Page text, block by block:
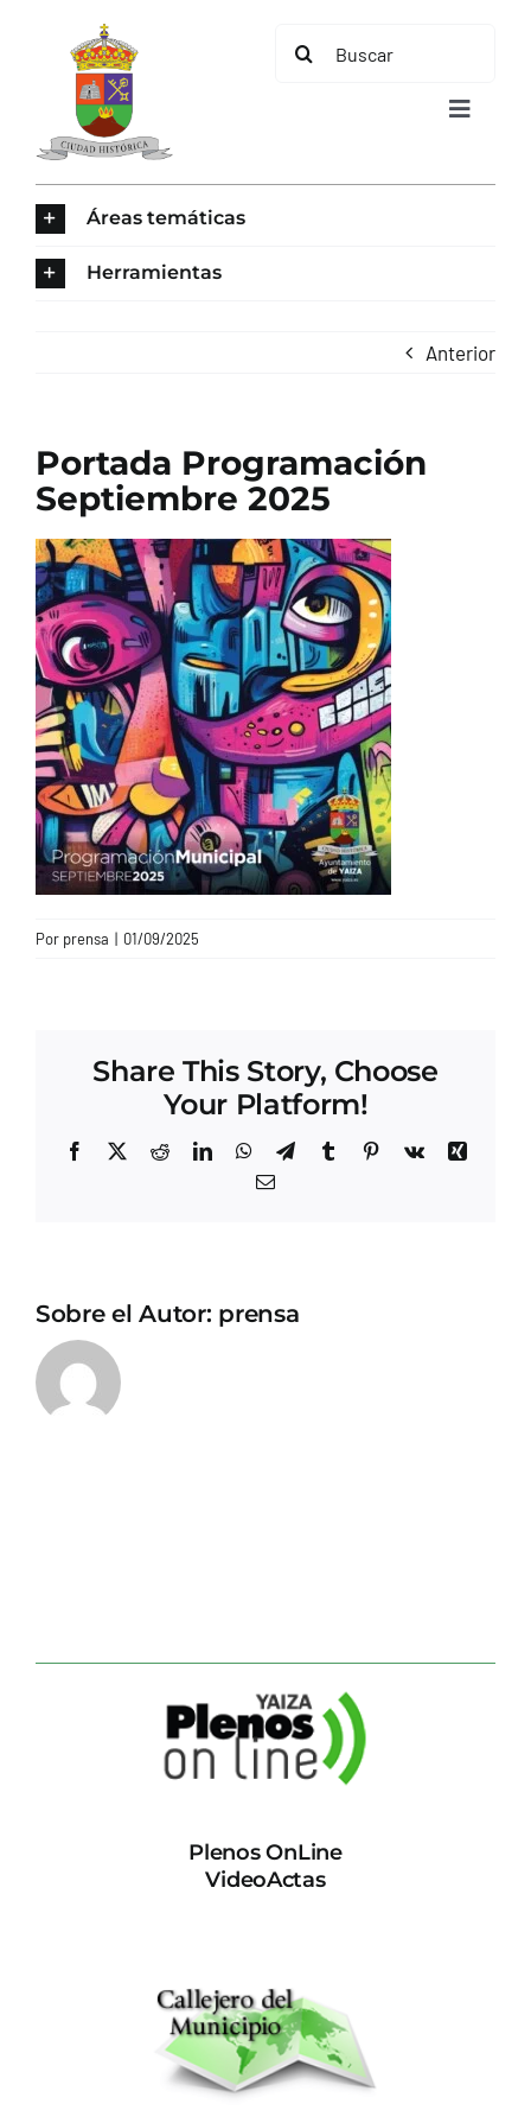
contenido
Buscar:
Toggle
TURISMO
CONTACTO
Áreas temáticas
Herramientas
Anterior
Portada Programación
Septiembre 2025
Por prensa | 01/09/2025
Share This Story, Choose
Your Platform!
Facebook
X RedditLinkedInWhatsApp
TelegramTumblrPinterest
Vk
Xing
Correo
Sobre el Autor: prensa
Plenos OnLine
VideoActas